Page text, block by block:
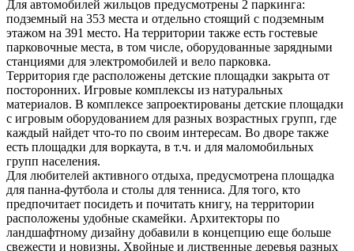
Для автомобилей жильцов предусмотрены 2 паркинга:
подземный на 353 места и отдельно стоящий с подземным
этажом на 391 место. На территории также есть гостевые
парковочные места, в том числе, оборудованные зарядными
станциями для электромобилей и вело парковка.
Территория где расположены детские площадки закрыта от
посторонних. Игровые комплексы из натуральных
материалов. В комплексе запроектированы детские площадки
с игровым оборудованием для разных возрастных групп, где
каждый найдет что-то по своим интересам. Во дворе также
есть площадки для воркаута, в т.ч. и для маломобильных
групп населения.
Для любителей активного отдыха, предусмотрена площадка
для панна-футбола и столы для тенниса. Для того, кто
предпочитает посидеть и почитать книгу, на территории
расположены удобные скамейки. Архитекторы по
ландшафтному дизайну добавили в концепцию еще больше
свежести и новизны. Хвойные и лиственные деревья разных